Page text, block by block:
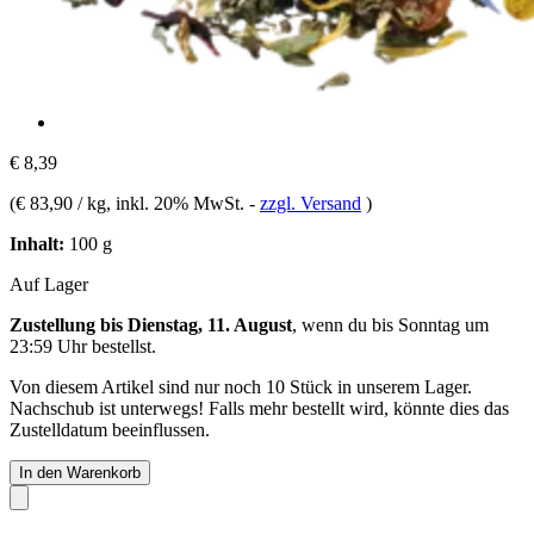
€ 8,39
(€ 83,90 / kg, inkl. 20% MwSt. - zzgl. Versand )
Inhalt: 100 g
Auf Lager
Zustellung bis Dienstag, 11. August, wenn du bis Sonntag um
23:59 Uhrbestellst.
Von diesem Artikel sind nur noch 10 Stück in unserem Lager.
Nachschub ist unterwegs! Falls mehr bestellt wird, könnte dies das
Zustelldatum beeinflussen.
In den Warenkorb